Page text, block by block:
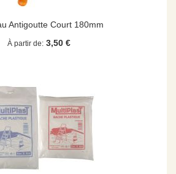
Antigoutte Court 180mm
À partir de 3,50 €